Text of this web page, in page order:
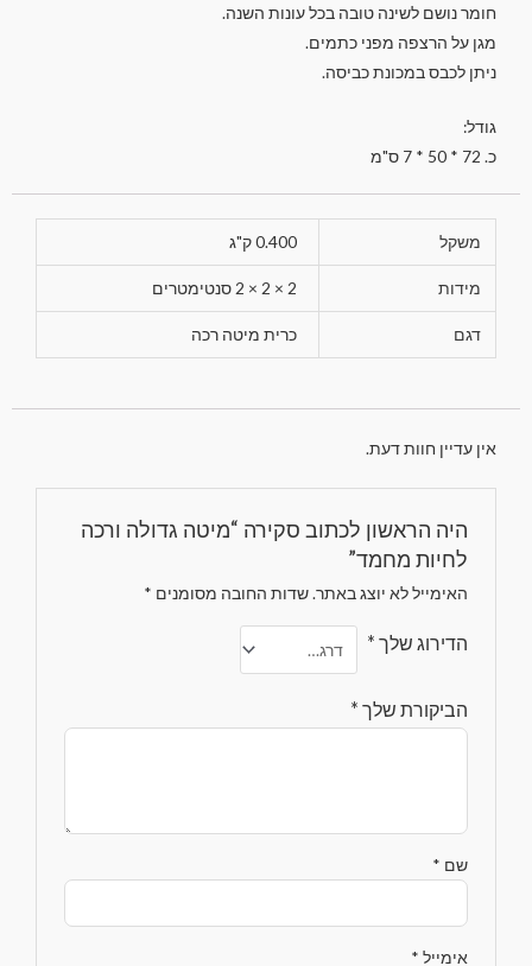
חומר נושם לשינה טובה בכל עונות השנה.
מגן על הרצפה מפני כתמים.
ניתן לכבס במכונת כביסה.
גודל:
כ. 72 * 50 * 7 ס"מ
משקל 0.400 ק"ג
מידות 2 × 2 × 2 סנטימטרים
דגם כרית מיטה רכה
אין עדיין חוות דעת.
היה הראשון לכתוב סקירה “מיטה גדולה ורכה
לחיות מחמד”
האימייל לא יוצג באתר.שדות החובה מסומנים *
הדירוג שלך *
הביקורת שלך *
שם *
אימייל *